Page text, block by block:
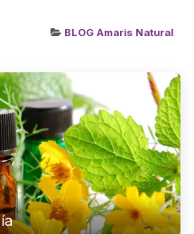
BLOG Amaris Natural